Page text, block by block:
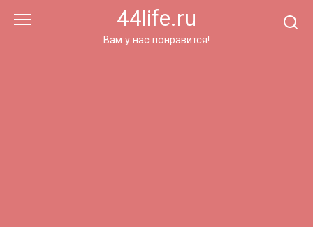
44life.ru
Вам у нас понравится!